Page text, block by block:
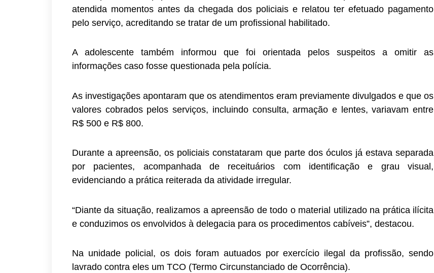
atendida momentos antes da chegada dos policiais e relatou ter efetuado pagamento
pelo serviço, acreditando se tratar de um profissional habilitado.
A adolescente também informou que foi orientada pelos suspeitos a omitir as
informações caso fosse questionada pela polícia.
As investigações apontaram que os atendimentos eram previamente divulgados e que os
valores cobrados pelos serviços, incluindo consulta, armação e lentes, variavam entre
R$ 500 e R$ 800.
Durante a apreensão, os policiais constataram que parte dos óculos já estava separada
por pacientes, acompanhada de receituários com identificação e grau visual,
evidenciando a prática reiterada da atividade irregular.
“Diante da situação, realizamos a apreensão de todo o material utilizado na prática ilícita
e conduzimos os envolvidos à delegacia para os procedimentos cabíveis”, destacou.
Na unidade policial, os dois foram autuados por exercício ilegal da profissão, sendo
lavrado contra eles um TCO (Termo Circunstanciado de Ocorrência).